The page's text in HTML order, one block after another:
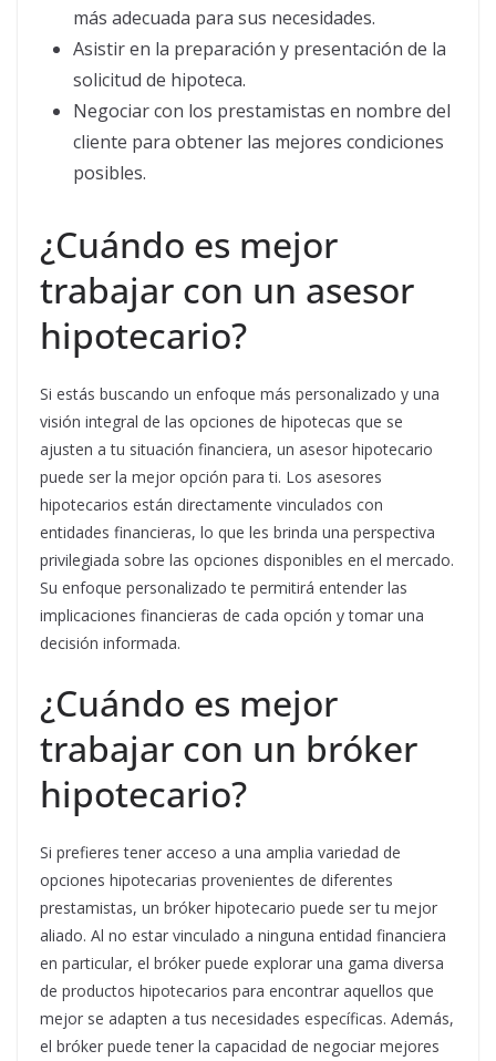
más adecuada para sus necesidades.
Asistir en la preparación y presentación de la
solicitud de hipoteca.
Negociar con los prestamistas en nombre del
cliente para obtener las mejores condiciones
posibles.
¿Cuándo es mejor
trabajar con un asesor
hipotecario?
Si estás buscando un enfoque más personalizado y una
visión integral de las opciones de hipotecas que se
ajusten a tu situación financiera, un asesor hipotecario
puede ser la mejor opción para ti. Los asesores
hipotecarios están directamente vinculados con
entidades financieras, lo que les brinda una perspectiva
privilegiada sobre las opciones disponibles en el mercado.
Su enfoque personalizado te permitirá entender las
implicaciones financieras de cada opción y tomar una
decisión informada.
¿Cuándo es mejor
trabajar con un bróker
hipotecario?
Si prefieres tener acceso a una amplia variedad de
opciones hipotecarias provenientes de diferentes
prestamistas, un bróker hipotecario puede ser tu mejor
aliado. Al no estar vinculado a ninguna entidad financiera
en particular, el bróker puede explorar una gama diversa
de productos hipotecarios para encontrar aquellos que
mejor se adapten a tus necesidades específicas. Además,
el bróker puede tener la capacidad de negociar mejores